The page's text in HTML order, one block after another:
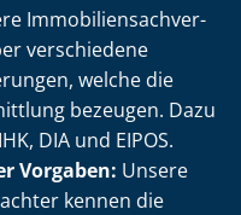
Im­mo­bi­li­en­sach­ver­
verschiedene
welche die
bezeugen. Dazu
DIA und EIPOS.
Vorgaben: Unsere
kennen die